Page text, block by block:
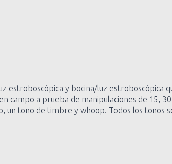
estroboscópica y bocina/luz estroboscópica
campo a prueba de manipulaciones de 15,
un tono de timbre y whoop. Todos los tonos